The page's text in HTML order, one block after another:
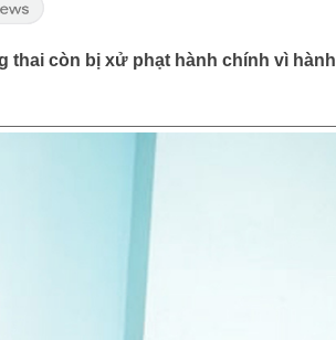
thai còn bị xử phạt hành chính vì hành